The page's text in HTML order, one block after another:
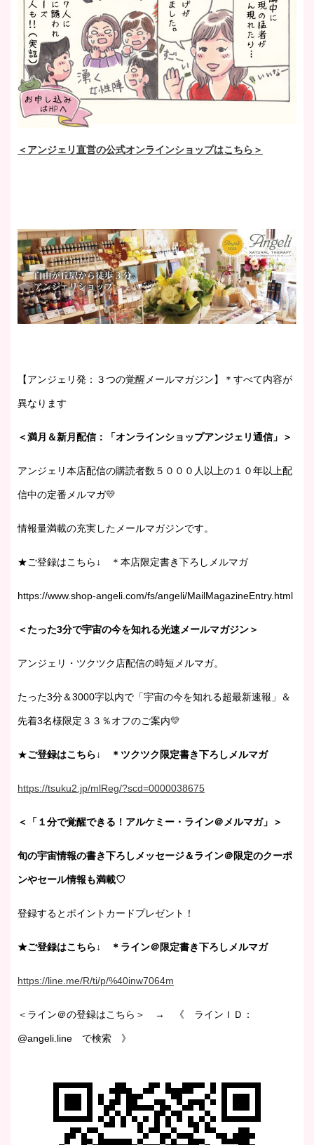
＜アンジェリ直営の公式オンラインショップはこちら＞
【アンジェリ発：３つの覚醒メールマガジン】＊すべて内容が
異なります
＜満月＆新月配信：「オンラインショップアンジェリ通信」＞
アンジェリ本店配信の購読者数５０００人以上の１０年以上配
信中の定番メルマガ💛
情報量満載の充実したメールマガジンです。
★ご登録はこちら↓ ＊本店限定書き下ろしメルマガ
https://www.shop-angeli.com/fs/angeli/MailMagazineEntry.html
＜たった3分で宇宙の今を知れる光速メールマガジン＞
アンジェリ・ツクツク店配信の時短メルマガ。
たった3分＆3000字以内で「宇宙の今を知れる超最新速報」＆
先着3名様限定３３％オフのご案内💛
★ご登録はこちら↓ ＊ツクツク限定書き下ろしメルマガ
https://tsuku2.jp/mlReg/?scd=0000038675
＜「１分で覚醒できる！アルケミー・ライン＠メルマガ」＞
旬の宇宙情報の書き下ろしメッセージ＆ライン＠限定のクーポ
ンやセール情報も満載♡
登録するとポイントカードプレゼント！
★ご登録はこちら↓ ＊ライン＠限定書き下ろしメルマガ
https://line.me/R/ti/p/%40inw7064m
＜ライン＠の登録はこちら＞ → 《 ラインＩＤ：
@angeli.line で検索 》